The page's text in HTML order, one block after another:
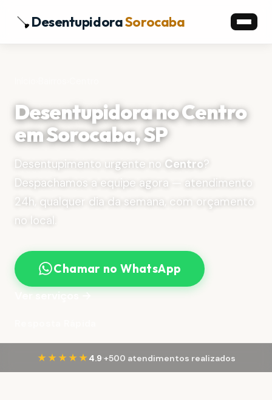
DesentupidoraSorocaba
Desentupidora no Centro
em Sorocaba, SP
Desentupimento urgente no Centro?
Despachamos a equipe agora — atendimento
24h, qualquer dia da semana, com orçamento
no local.
Chamar no WhatsApp
Ver serviços →
★★★★★ 4.9·+500 atendimentos realizados